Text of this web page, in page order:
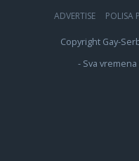
ADVERTISE POLISA
Copyright Gay-
- Sva vremena